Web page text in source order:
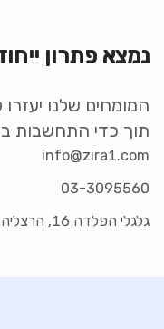
נמצא פתרון
המומחים שלנו
תוך כדי התחשבות
info@zira1.com
03-3095560
גלגלי הפלדה 16, הרצליה פיתוח, מבני תל-עד